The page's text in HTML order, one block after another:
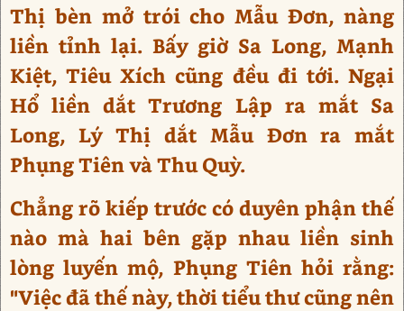
Thị bèn mở trói cho Mẫu Đơn, nàng
liền tỉnh lại. Bấy giờ Sa Long, Mạnh
Kiệt, Tiêu Xích cũng đều đi tới. Ngại
Hổ liền dắt Trương Lập ra mắt Sa
Long, Lý Thị dắt Mẫu Đơn ra mắt
Phụng Tiên và Thu Quỳ.
Chẳng rõ kiếp trước có duyên phận thế
nào mà hai bên gặp nhau liền sinh
lòng luyến mộ, Phụng Tiên hỏi rằng:
"Việc đã thế này, thời tiểu thư cũng nên